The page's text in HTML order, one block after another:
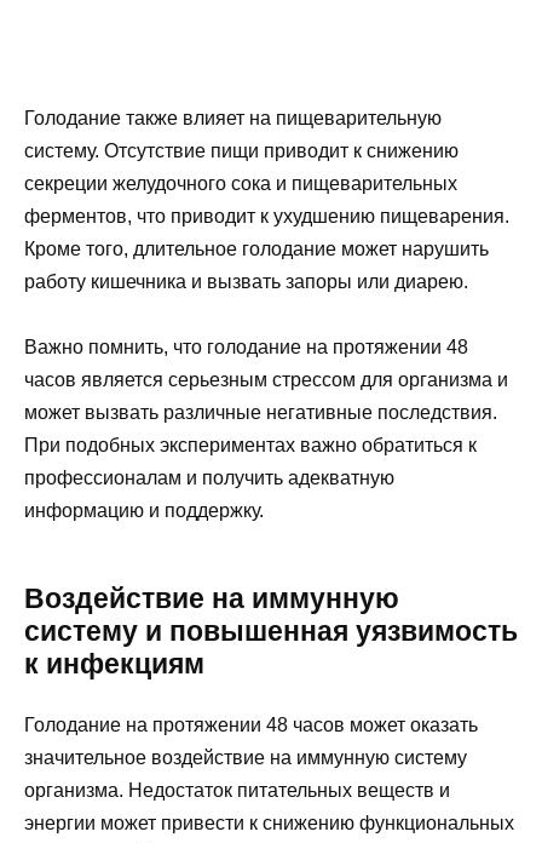
Голодание также влияет на пищеварительную
систему. Отсутствие пищи приводит к снижению
секреции желудочного сока и пищеварительных
ферментов, что приводит к ухудшению пищеварения.
Кроме того, длительное голодание может нарушить
работу кишечника и вызвать запоры или диарею.
Важно помнить, что голодание на протяжении 48
часов является серьезным стрессом для организма и
может вызвать различные негативные последствия.
При подобных экспериментах важно обратиться к
профессионалам и получить адекватную
информацию и поддержку.
Воздействие на иммунную
систему и повышенная уязвимость
к инфекциям
Голодание на протяжении 48 часов может оказать
значительное воздействие на иммунную систему
организма. Недостаток питательных веществ и
энергии может привести к снижению функциональных